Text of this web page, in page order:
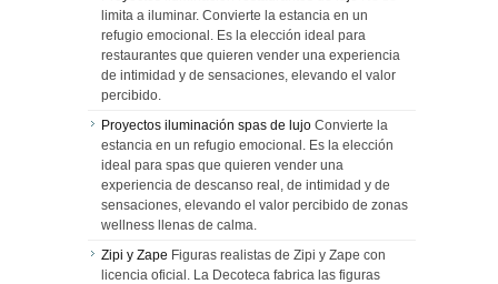
limita a iluminar. Convierte la estancia en un
refugio emocional. Es la elección ideal para
restaurantes que quieren vender una experiencia
de intimidad y de sensaciones, elevando el valor
percibido.
Proyectos iluminación spas de lujo Convierte la
estancia en un refugio emocional. Es la elección
ideal para spas que quieren vender una
experiencia de descanso real, de intimidad y de
sensaciones, elevando el valor percibido de zonas
wellness llenas de calma.
Zipi y Zape Figuras realistas de Zipi y Zape con
licencia oficial. La Decoteca fabrica las figuras